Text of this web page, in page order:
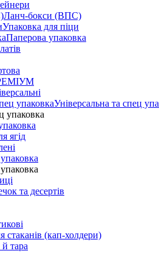
Ланч-бокси (ВПС)
Упаковка для піци
Паперова упаковка
Універсальна та спец
упаковка
ягід
та десертів
стаканів (кап-холдери)
й тара